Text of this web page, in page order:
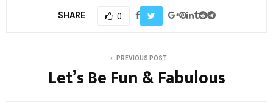
SHARE 0
PREVIOUS POST
Let’s Be Fun & Fabulous